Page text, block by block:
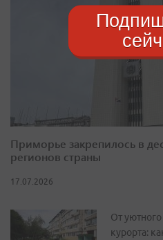
Приморье закрепилось в
регионов страны
17.07.2026
От
курорта: